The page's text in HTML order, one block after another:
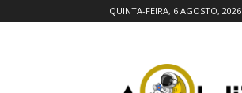
QUINTA-FEIRA, 6 AGOSTO, 2026